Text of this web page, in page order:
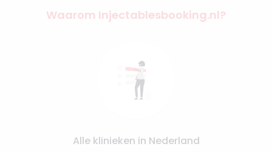
Waarom Injectablesbooking.nl?
Alle klinieken in Nederland